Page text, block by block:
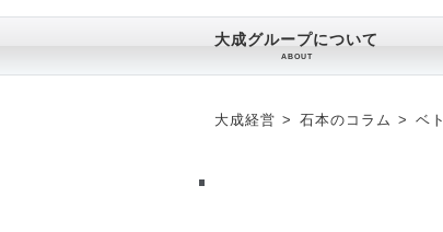
大成グループについて
大成経営 石本のコラム ベ